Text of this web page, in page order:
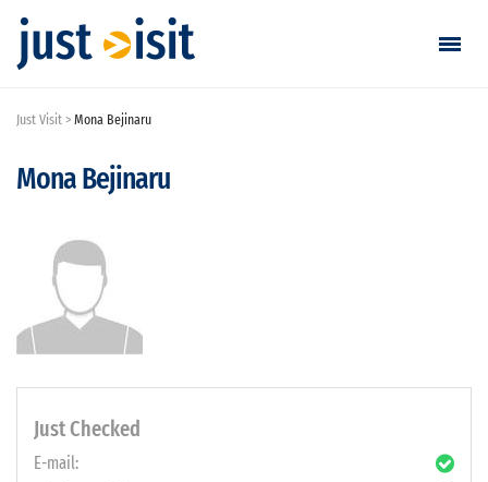
Just Visit Mona Bejinaru
Mona Bejinaru
Just Checked
E-mail: